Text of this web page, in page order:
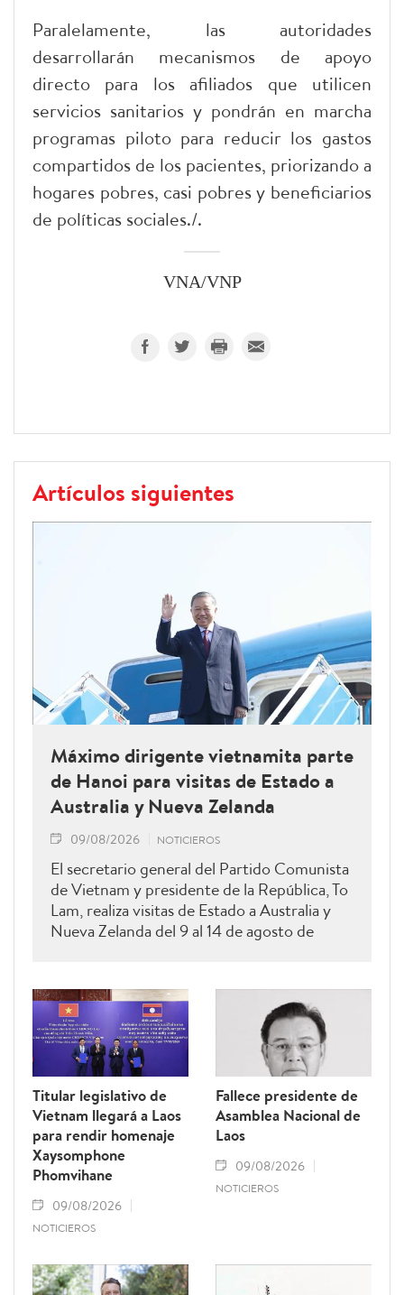
Paralelamente, las autoridades
desarrollarán mecanismos de apoyo
directo para los afiliados que utilicen
servicios sanitarios y pondrán en marcha
programas piloto para reducir los gastos
compartidos de los pacientes, priorizando a
hogares pobres, casi pobres y beneficiarios
de políticas sociales./.
VNA/VNP
Artículos siguientes
Máximo dirigente vietnamita parte
de Hanoi para visitas de Estado a
Australia y Nueva Zelanda
09/08/2026 NOTICIEROS
El secretario general del Partido Comunista
de Vietnam y presidente de la República, To
Lam, realiza visitas de Estado a Australia y
Nueva Zelanda del 9 al 14 de agosto de
Titular legislativo de
Vietnam llegará a Laos
para rendir homenaje
Xaysomphone
Phomvihane
09/08/2026
NOTICIEROS
Fallece presidente de
Asamblea Nacional de
Laos
09/08/2026
NOTICIEROS